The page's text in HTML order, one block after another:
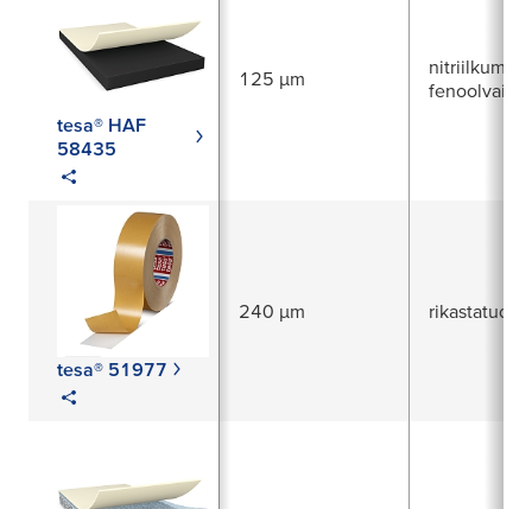
tesa® HAF
58435
125 µm
nitriilkummi
fenoolvaik
tesa® 51977
240 µm rikastatud